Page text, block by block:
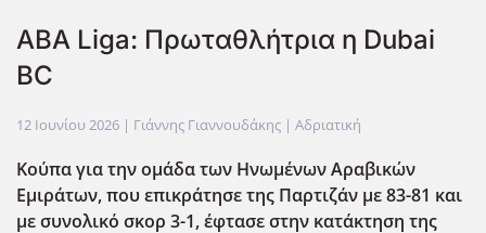
ABA Liga: Πρωταθλήτρια η Dubai
BC
12 Ιουνίου 2026 | Γιάννης Γιαννουδάκης | Αδριατική
Κούπα για την ομάδα των Ηνωμένων Αραβικών
Εμιράτων, που επικράτησε της Παρτιζάν με 83-81 και
με συνολικό σκορ 3-1, έφτασε στην κατάκτηση της